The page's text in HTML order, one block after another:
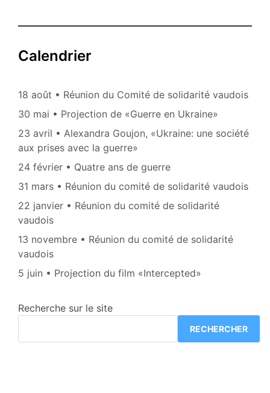
Calendrier
18 août • Réunion du Comité de solidarité vaudois
30 mai • Projection de «Guerre en Ukraine»
23 avril • Alexandra Goujon, «Ukraine: une société
aux prises avec la guerre»
24 février • Quatre ans de guerre
31 mars • Réunion du comité de solidarité vaudois
22 janvier • Réunion du comité de solidarité
vaudois
13 novembre • Réunion du comité de solidarité
vaudois
5 juin • Projection du film «Intercepted»
Recherche sur le site
RECHERCHER